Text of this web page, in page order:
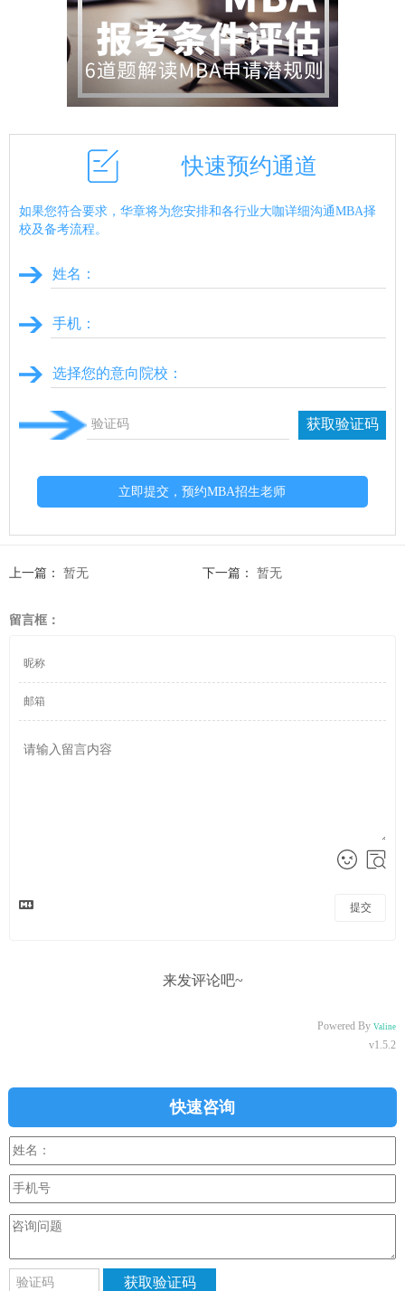
快速预约通道
如果您符合要求，华章将为您安排和各行业大咖详细沟通MBA择
校及备考流程。
获取验证码
立即提交，预约MBA招生老师
上一篇： 暂无 下一篇： 暂无
留言框：
提交
来发评论吧~
Powered By Valine
v1.5.2
快速咨询
获取验证码